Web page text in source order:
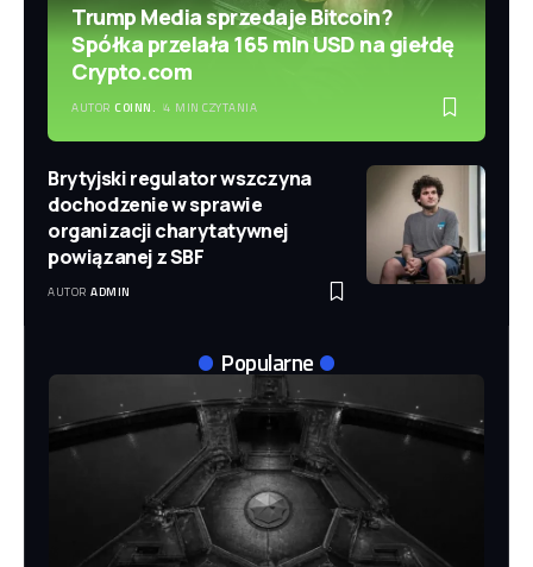
Trump Media sprzedaje Bitcoin?
Spółka przelała 165 mln USD na giełdę
Crypto.com
AUTOR COINN. 4 MIN CZYTANIA
Brytyjski regulator wszczyna
dochodzenie w sprawie
organizacji charytatywnej
powiązanej z SBF
AUTOR ADMIN
Popularne